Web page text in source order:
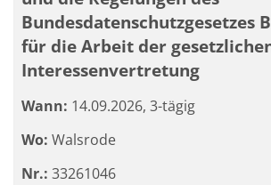
Bundesdatenschutzgesetzes
für die Arbeit der
Interessenvertretung
Wann: 14.09.2026, 3-tägig
Wo: Walsrode
Nr.: 33261046